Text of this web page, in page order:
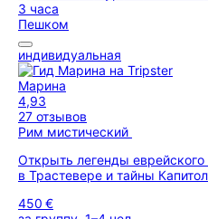
3 часа
Пешком
индивидуальная
Марина
4,93
27 отзывов
Рим мистический
Открыть легенды еврейского
в Трастевере и тайны
450 €